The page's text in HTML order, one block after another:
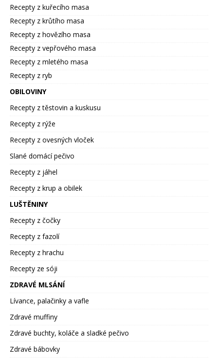
Recepty z kuřecího masa
Recepty z krůtího masa
Recepty z hovězího masa
Recepty z vepřového masa
Recepty z mletého masa
Recepty z ryb
OBILOVINY
Recepty z těstovin a kuskusu
Recepty z rýže
Recepty z ovesných vloček
Slané domácí pečivo
Recepty z jáhel
Recepty z krup a obilek
LUŠTĚNINY
Recepty z čočky
Recepty z fazolí
Recepty z hrachu
Recepty ze sóji
ZDRAVÉ MLSÁNÍ
Lívance, palačinky a vafle
Zdravé muffiny
Zdravé buchty, koláče a sladké pečivo
Zdravé bábovky